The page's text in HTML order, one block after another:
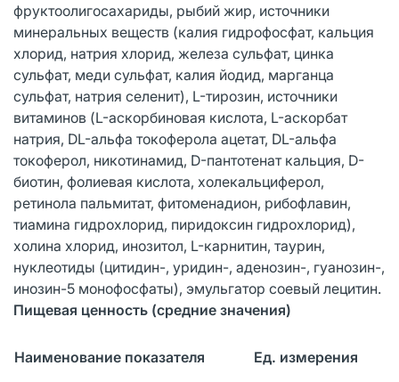
фруктоолигосахариды, рыбий жир, источники
минеральных веществ (калия гидрофосфат, кальция
хлорид, натрия хлорид, железа сульфат, цинка
сульфат, меди сульфат, калия йодид, марганца
сульфат, натрия селенит), L-тирозин, источники
витаминов (L-аскорбиновая кислота, L-аскорбат
натрия, DL-альфа токоферола ацетат, DL-альфа
токоферол, никотинамид, D-пантотенат кальция, D-
биотин, фолиевая кислота, холекальциферол,
ретинола пальмитат, фитоменадион, рибофлавин,
тиамина гидрохлорид, пиридоксин гидрохлорид),
холина хлорид, инозитол, L-карнитин, таурин,
нуклеотиды (цитидин-, уридин-, аденозин-, гуанозин-,
инозин-5 монофосфаты), эмульгатор соевый лецитин.
Пищевая ценность (средние значения)
Наименование показателя Ед. измерения